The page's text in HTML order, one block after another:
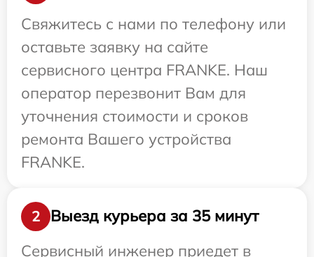
Свяжитесь с нами по телефону или
оставьте заявку на сайте
сервисного центра FRANKE. Наш
оператор перезвонит Вам для
уточнения стоимости и сроков
ремонта Вашего устройства
FRANKE.
2
Выезд курьера за 35 минут
Сервисный инженер приедет в